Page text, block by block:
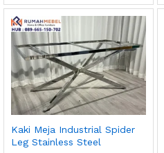
Kaki Meja Industrial Spider
Leg Stainless Steel